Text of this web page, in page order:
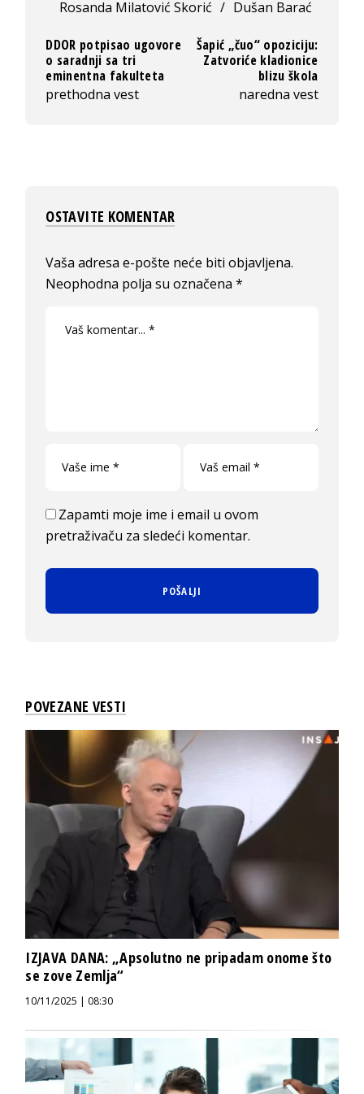
Rosanda Milatović Skorić / Dušan Barać
DDOR potpisao ugovore
o saradnji sa tri
eminentna fakulteta
prethodna vest
Šapić „čuo“ opoziciju:
Zatvoriće kladionice
blizu škola
naredna vest
OSTAVITE KOMENTAR
Vaša adresa e-pošte neće biti objavljena.
Neophodna polja su označena*
Zapamti moje ime i email u ovom
pretraživaču za sledeći komentar.
POVEZANE VESTI
IZJAVA DANA: „Apsolutno ne pripadam onome što
se zove Zemlja“
10/11/2025 | 08:30